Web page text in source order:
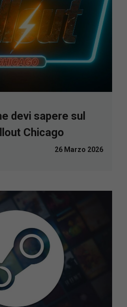
devi sapere sul
Chicago
26 Marzo 2026